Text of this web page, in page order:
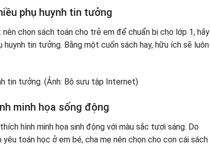
phụ huynh tin tưởng
chọn sách toán cho trẻ em để chuẩn bị cho lớp 1, hãy
tin tưởng. Bằng một cuốn sách hay, hữu ích sẽ luôn
minh họa sống động
hình minh họa sinh động với màu sắc tươi sáng. Do
toán học ở em bé, cha mẹ nên chọn cho con cái sách